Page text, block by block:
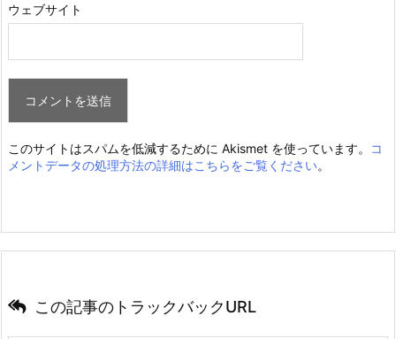
ウェブサイト
このサイトはスパムを低減するために Akismet を使っています。
コ
メントデータの処理方法の詳細はこちらをご覧ください。
この記事のトラックバックURL